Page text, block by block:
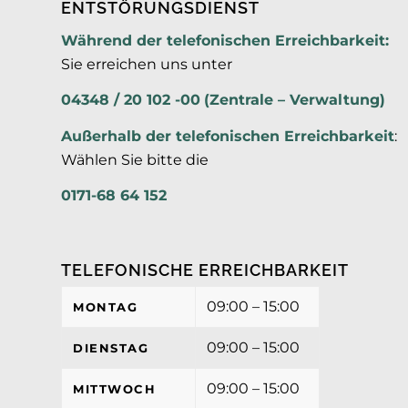
ENTSTÖRUNGSDIENST
Während der telefonischen Erreichbarkeit:
Sie erreichen uns unter
04348 / 20 102 -00 (Zentrale – Verwaltung)
Außerhalb der telefonischen Erreichbarkeit:
Wählen Sie bitte die
0171-68 64 152
TELEFONISCHE ERREICHBARKEIT
MONTAG 09:00 – 15:00
DIENSTAG 09:00 – 15:00
MITTWOCH 09:00 – 15:00